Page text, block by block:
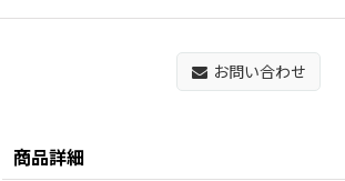
お問い合わせ
商品詳細